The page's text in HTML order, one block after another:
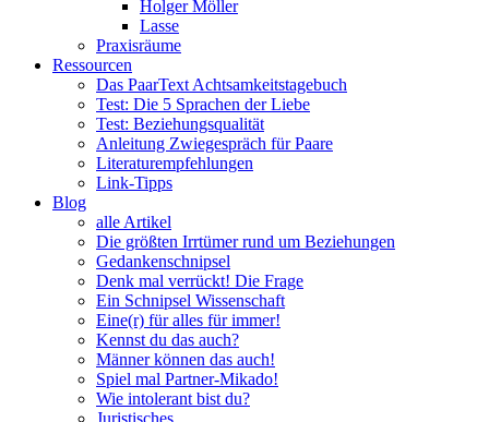
Holger Möller
Lasse
Praxisräume
Ressourcen
Das PaarText Achtsamkeitstagebuch
Test: Die 5 Sprachen der Liebe
Test: Beziehungsqualität
Anleitung Zwiegespräch für Paare
Literaturempfehlungen
Link-Tipps
Blog
alle Artikel
Die größten Irrtümer rund um Beziehungen
Gedankenschnipsel
Denk mal verrückt! Die Frage
Ein Schnipsel Wissenschaft
Eine(r) für alles für immer!
Kennst du das auch?
Männer können das auch!
Spiel mal Partner-Mikado!
Wie intolerant bist du?
Juristisches